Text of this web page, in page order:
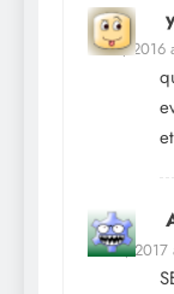
Dic 2, 2016
Ene 1, 2017